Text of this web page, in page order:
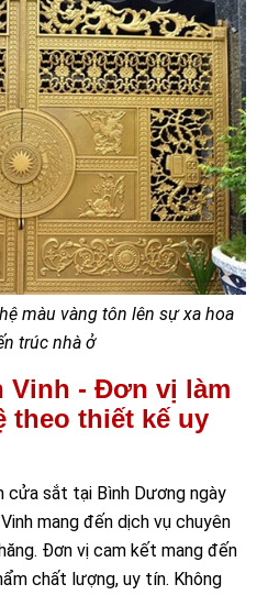
màu vàng tôn lên sự xa hoa
trúc nhà ở
Vinh - Đơn vị làm
theo thiết kế uy
cửa sắt tại Bình Dương ngày
mang đến dịch vụ chuyên
Đơn vị cam kết mang đến
chất lượng, uy tín. Không